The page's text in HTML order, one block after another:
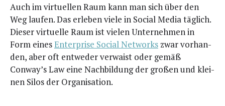
Auch im vir­tu­el­len Raum kann man sich über den
Weg lau­fen. Das erle­ben vie­le in Social Media täg­lich.
Die­ser vir­tu­el­le Raum ist vie­len Unter­neh­men in
Form einesEnter­pri­se Social Net­works zwar vor­han­
den, aber oft ent­we­der ver­waist oder gemäß
Conway’s Law eine Nach­bil­dung der gro­ßen und klei­
nen Silos der Organisation.